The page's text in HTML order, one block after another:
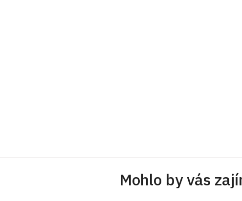
Mohlo by vás